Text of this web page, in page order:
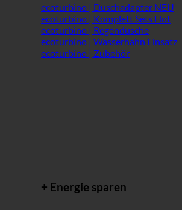
ecoturbino | Duschadapter
ecoturbino | Komplett Sets
ecoturbino | Regendusche
ecoturbino | Wasserhahn Einsatz
ecoturbino | Zubehör
+ Energie sparen